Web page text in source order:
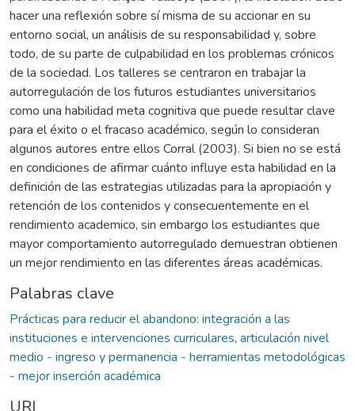
hacer una reflexión sobre sí misma de su accionar en su
entorno social, un análisis de su responsabilidad y, sobre
todo, de su parte de culpabilidad en los problemas crónicos
de la sociedad. Los talleres se centraron en trabajar la
autorregulación de los futuros estudiantes universitarios
como una habilidad meta cognitiva que puede resultar clave
para el éxito o el fracaso académico, según lo consideran
algunos autores entre ellos Corral (2003). Si bien no se está
en condiciones de afirmar cuánto influye esta habilidad en la
definición de las estrategias utilizadas para la apropiación y
retención de los contenidos y consecuentemente en el
rendimiento academico, sin embargo los estudiantes que
mayor comportamiento autorregulado demuestran obtienen
un mejor rendimiento en las diferentes áreas académicas.
Palabras clave
Prácticas para reducir el abandono: integración a las
instituciones e intervenciones curriculares, articulación nivel
medio - ingreso y permanencia - herramientas metodológicas
- mejor inserción académica
URI